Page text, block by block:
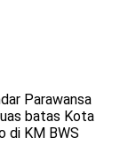
Parawansa
batas Kota
di KM BWS